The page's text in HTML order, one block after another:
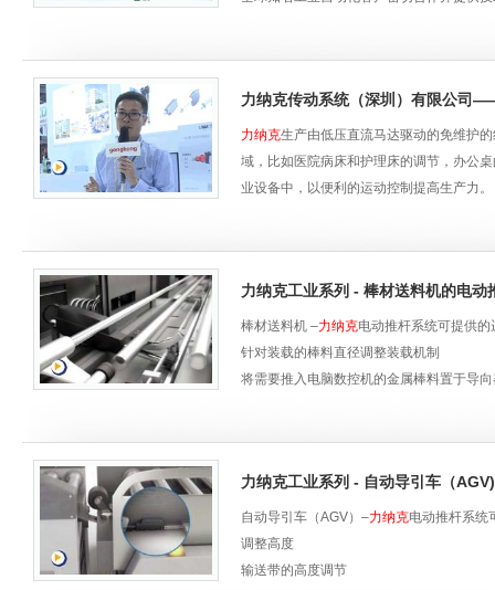
力纳克传动系统（深圳）有限公司
力纳克生产由低压直流马达驱动的免维护
域，比如医院病床和护理床的调节，办公
业设备中，以便利的运动控制提高生产力。
化、电气系统、工业IT与制造业信息化、
具规模和影响力的品牌展会，为展商与专
力纳克工业系列 - 棒材送料机的电动
棒材送料机 –力纳克电动推杆系统可提供
针对装载的棒料直径调整装载机制
将需要推入电脑数控机的金属棒料置于导
力纳克工业系列 - 自动导引车（AGV)
自动导引车（AGV）–力纳克电动推杆系统
调整高度
输送带的高度调节